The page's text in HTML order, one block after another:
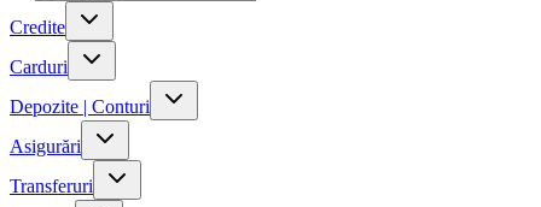
Credite
Carduri
Depozite | Conturi
Asigurări
Transferuri